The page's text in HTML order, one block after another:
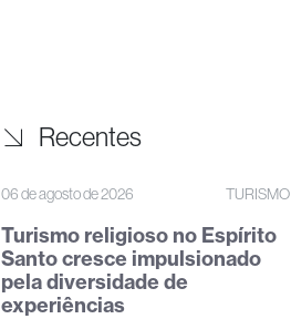
Recentes
06 de agosto de 2026 TURISMO
Turismo religioso no Espírito
Santo cresce impulsionado
pela diversidade de
experiências